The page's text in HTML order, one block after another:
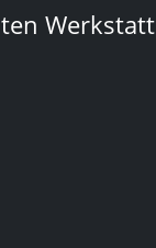
Werkstatt